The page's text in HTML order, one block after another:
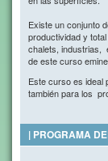
Existe un conjunto
productividad y
chalets, industrias,
de este curso
Este curso es ideal
también para los
| PROGRAMA